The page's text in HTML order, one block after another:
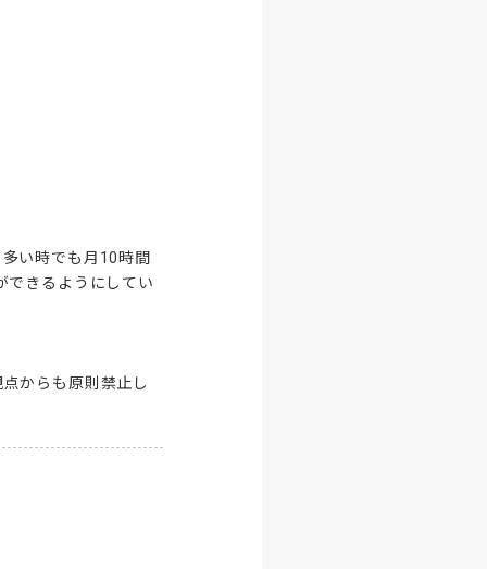
い時でも月10時間
できるようにしてい
からも原則禁止し